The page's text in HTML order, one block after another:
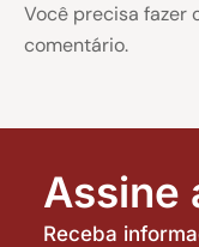
Você precisa fazer
comentário.
Assine
Receba